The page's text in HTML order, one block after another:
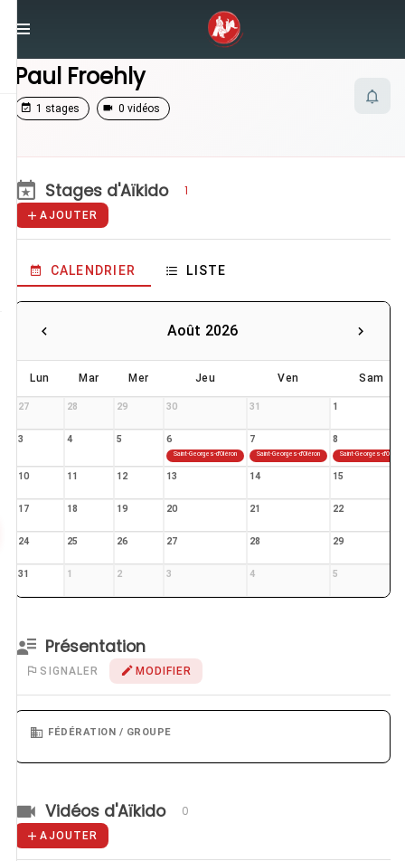
Paul Froehly
Paul Froehly
1 stages 0 vidéos
Stages d'Aïkido 1
AJOUTER
CALENDRIER LISTE
Août 2026
Lun Mar Mer Jeu Ven Sam
27 28 29 30 31 1
3 4 5 6
Saint-Georges-d'Oléron
7
Saint-Georges-d'Oléron
8
Saint-Georges-d'Oléron
10 11 12 13 14 15
17 18 19 20 21 22
24 25 26 27 28 29
31 1 2 3 4 5
Présentation
SIGNALER MODIFIER
FÉDÉRATION / GROUPE
Vidéos d'Aïkido 0
AJOUTER